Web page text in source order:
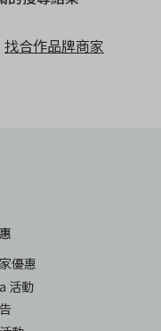
找合作品牌商家
優惠
活動